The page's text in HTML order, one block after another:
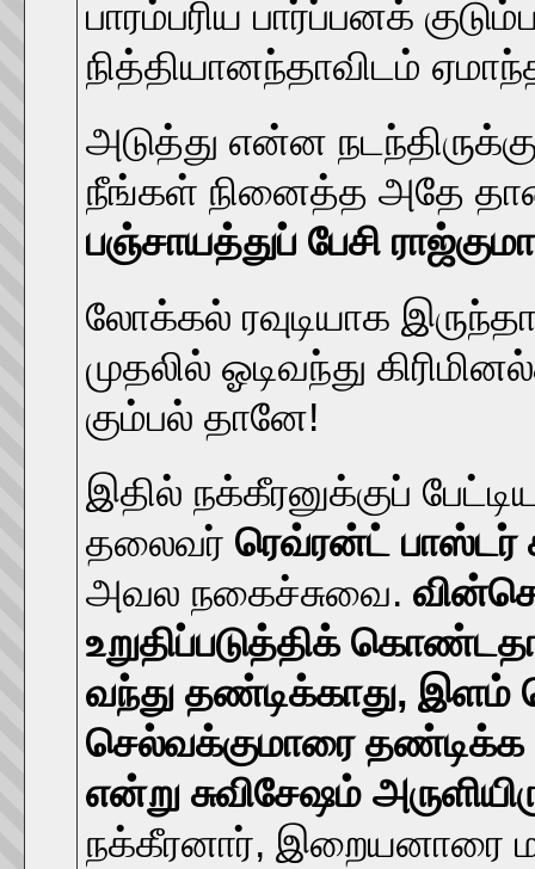
பாரம்பரிய பார்ப்பனக்
நித்தியானந்தாவிடம்
அடுத்து என்ன
நீங்கள் நினைத்த அதே
பஞ்சாயத்துப் பேசி
லோக்கல் ரவுடியாக
முதலில் ஓடிவந்து
கும்பல் தானே!
இதில் நக்கீரனுக்குப்
தலைவர் ரெவ்ரன்ட் பாஸ்டர்
அவல நகைச்சுவை.
உறுதிப்படுத்திக்
வந்து தண்டிக்காது,
செல்வக்குமாரை தண்டிக்க
என்று சுவிசேஷம்
நக்கீரனார், இறையனாரை